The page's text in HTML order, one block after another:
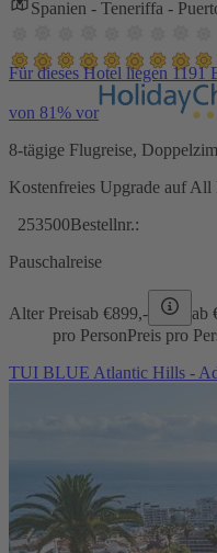
Spanien - Teneriffa -
Für dieses Hotel liegen 1191
von 81% vor
8-tägige Flugreise,
Kostenfreies Upgrade auf
253500Bestellnr.:
Pauschalreise
Alter Preisab €899,- ab
pro PersonPreis pro
TUI BLUE Atlantic Hills -